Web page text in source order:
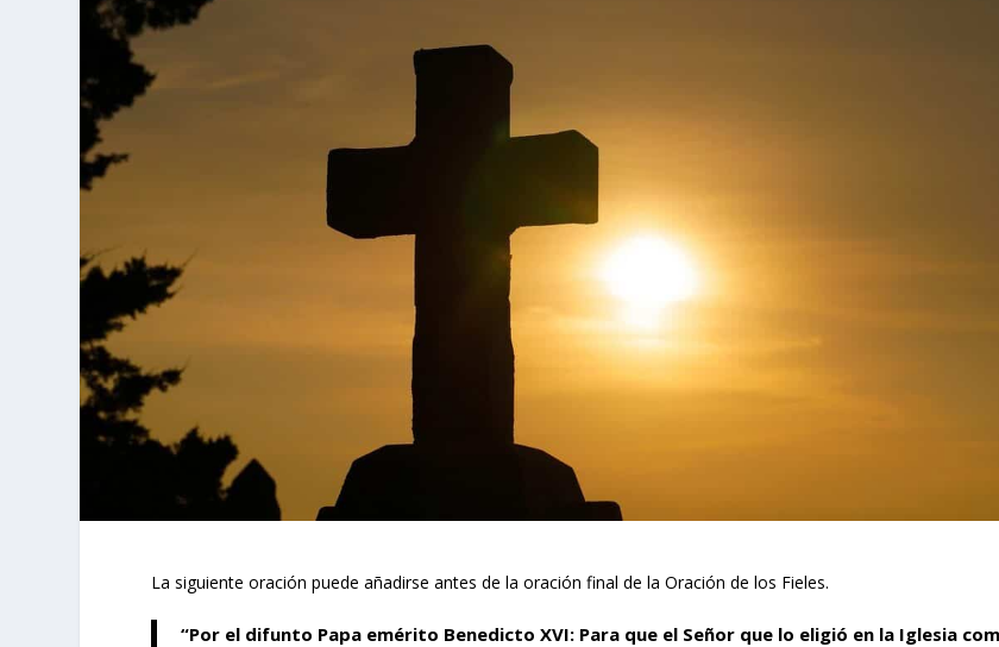
La siguiente oración puede añadirse antes de la oración final de la Oración de los Fieles.
“Por el difunto Papa emérito Benedicto XVI: Para que el Señor que lo eligió en la Iglesia